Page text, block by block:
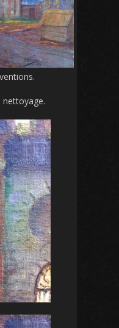
nettoyage.